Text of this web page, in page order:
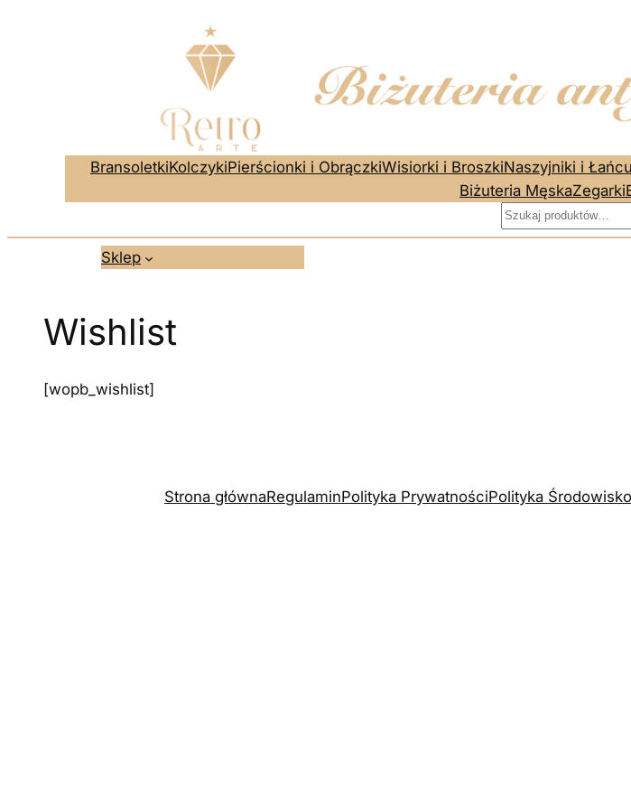
BransoletkiKolczykiPierścionki i ObrączkiWisiorki i BroszkiNaszyjniki i
Biżuteria MęskaZegarki
Szukaj
Sklep
Wishlist
[wopb_wishlist]
Strona głównaRegulaminPolityka PrywatnościPolityka